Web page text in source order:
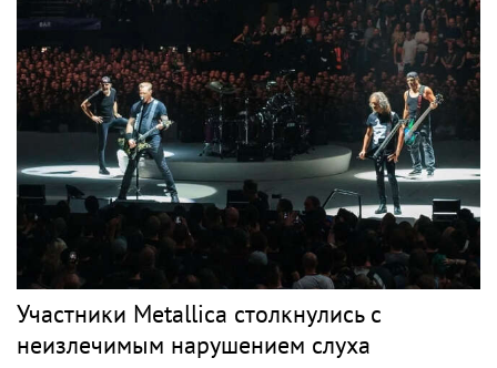
28 сентября в ТЮЗ им. Брянцева состоится
музыкальный спектакль «Я Тебе Верю!»
ГРИГОРЬЕВ